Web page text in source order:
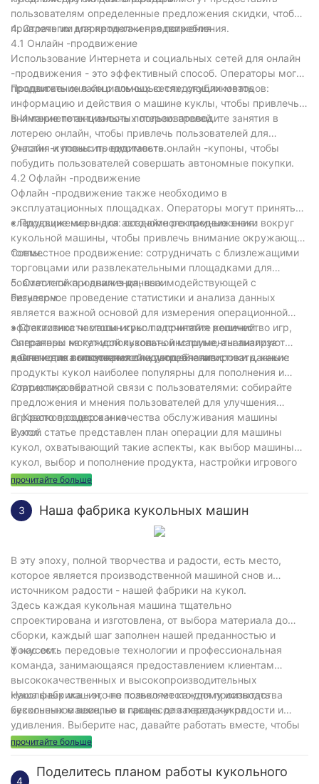
пользователям определенные предложения скидки, чтобы
привлечь их для продолжения потребления.
4. Стратегии маркетинга и продвижения
4.1 Онлайн -продвижение
Использование Интернета и социальных сетей для онлайн
-продвижения - это эффективный способ. Операторы могут
продвигать онлайн с помощью следующих методов:
Продвижение в социальных сетях: опубликовать
информацию и действия о машине куклы, чтобы привлечь
внимание потенциальных пользователей.
В Интернете активность лотереи: проводите занятия в
лотерею онлайн, чтобы привлечь пользователей для
участия и повысить видимость.
Онлайн -купоны: предоставьте онлайн -купоны, чтобы
побудить пользователей совершать автономные покупки.
4.2 Офлайн -продвижение
Офлайн -продвижение также необходимо в
эксплуатационных площадках. Операторы могут принять
следующие меры для автономного продвижения:
• Продвижение знака: создайте рекламные знаки вокруг
кукольной машины, чтобы привлечь внимание окружающей
толпы.
Совместное продвижение: сотрудничать с близлежащими
торговцами или развлекательными площадками для
совместной продвижения, взаимодействующей с
бизнесом.
5. Статистика и анализ данных
Регулярное проведение статистики и анализа данных
является важной основой для измерения операционной
эффективности машин кукол и принятия решений.
Операторы могут использовать инструменты анализа
данных для выполнения следующей статистики данных:
• Статистика частоты игры: подсчитайте количество игр,
сыгранных на каждой кукольной машине, анализируют
вовлечение пользователей и потребление.
• Статистика популярности кукол: анализировать, какие
продукты кукол наиболее популярны для пополнения и
корректировки.
Статистика обратной связи с пользователями: собирайте
предложения и мнения пользователей для улучшения
игрового процесса и качества обслуживания машины
кукол.
6. Краткое содержание
В этой статье представлен план операции для машины
кукол, охватывающий такие аспекты, как выбор машины
кукол, выбор и пополнение продукта, настройки игрового
процесса и вознаграждения, стратегии маркетинга и
анализ данных. Операторы могут повысить прибыльность и
пользовательский опыт машины кукол на основе
руководства этого плана и достичь лучших результатов
прочитайте больше
3 Наша фабрика кукольных машин
В эту эпоху, полной творчества и радости, есть место,
которое является производственной машиной снов и
источником радости - нашей фабрики на кукол.
Здесь каждая кукольная машина тщательно
спроектирована и изготовлена, от выбора материала до
сборки, каждый шаг заполнен нашей преданностью и
фокусом.
У нас есть передовые технологии и профессиональная
команда, занимающаяся предоставлением клиентам
высококачественных и высокопроизводительных
кукольных машин, что позволяет каждому испытать
бесконечное веселье в процессе захвата кукол.
Наша фабрика - это не только место для производства
кукольных машин, но и гавань для передачи радости и
удивления. Выберите нас, давайте работать вместе, чтобы
создать мир, полный радости для вас!
прочитайте больше
4
Поделитесь планом работы кукольного